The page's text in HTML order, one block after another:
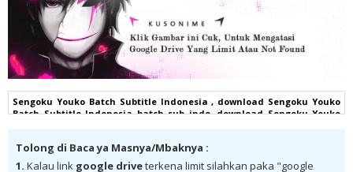
Sengoku Youko Batch Subtitle Indonesia , download Sengoku Youko
Batch Subtitle Indonesia batch sub indo, download Sengoku Youko
Indonesia batch subtitle indonesia, Sengoku Youko Batch Subtitle
Indonesia batch mp4, Sengoku Youko Batch Subtitle Indonesia bd,
Tolong di Baca ya Masnya/Mbaknya :
1. Kalau link google driveterkena limit silahkan paka "google